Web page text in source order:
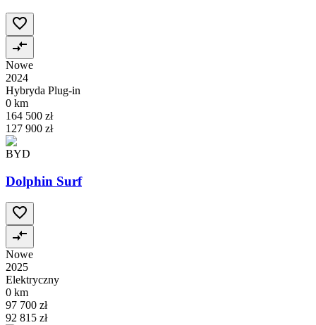
Nowe
2024
Hybryda Plug-in
0 km
164 500 zł
127 900 zł
BYD
Dolphin Surf
Nowe
2025
Elektryczny
0 km
97 700 zł
92 815 zł